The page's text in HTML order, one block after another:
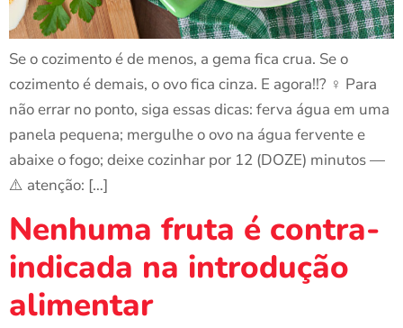
Se o cozimento é de menos, a gema fica crua. Se o
cozimento é demais, o ovo fica cinza. E agora!!? ‍♀️ Para
não errar no ponto, siga essas dicas: ferva água em uma
panela pequena; mergulhe o ovo na água fervente e
abaixe o fogo; deixe cozinhar por 12 (DOZE) minutos —
⚠️ atenção: […]
Nenhuma fruta é contra-
indicada na introdução
alimentar